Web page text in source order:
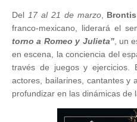
Del 17 al 21 de marzo,
franco-mexicano, liderará el
torno a Romeo y Julieta”, un
en escena, la conciencia del
través de juegos y ejercicios.
actores, bailarines, cantantes y
profundizar en las dinámicas de